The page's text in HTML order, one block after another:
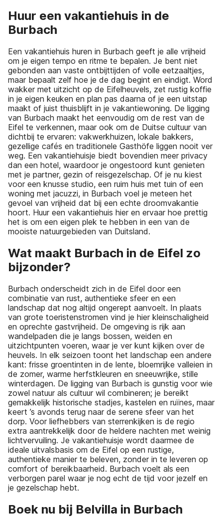
Huur een vakantiehuis in de
Burbach
Een vakantiehuis huren in Burbach geeft je alle vrijheid
om je eigen tempo en ritme te bepalen. Je bent niet
gebonden aan vaste ontbijttijden of volle eetzaaltjes,
maar bepaalt zelf hoe je de dag begint en eindigt. Word
wakker met uitzicht op de Eifelheuvels, zet rustig koffie
in je eigen keuken en plan pas daarna of je een uitstap
maakt of juist thuisblijft in je vakantiewoning. De ligging
van Burbach maakt het eenvoudig om de rest van de
Eifel te verkennen, maar ook om de Duitse cultuur van
dichtbij te ervaren: vakwerkhuizen, lokale bakkers,
gezellige cafés en traditionele Gasthöfe liggen nooit ver
weg. Een vakantiehuisje biedt bovendien meer privacy
dan een hotel, waardoor je ongestoord kunt genieten
met je partner, gezin of reisgezelschap. Of je nu kiest
voor een knusse studio, een ruim huis met tuin of een
woning met jacuzzi, in Burbach voel je meteen het
gevoel van vrijheid dat bij een echte droomvakantie
hoort. Huur een vakantiehuis hier en ervaar hoe prettig
het is om een eigen plek te hebben in een van de
mooiste natuurgebieden van Duitsland.
Wat maakt Burbach in de Eifel zo
bijzonder?
Burbach onderscheidt zich in de Eifel door een
combinatie van rust, authentieke sfeer en een
landschap dat nog altijd ongerept aanvoelt. In plaats
van grote toeristenstromen vind je hier kleinschaligheid
en oprechte gastvrijheid. De omgeving is rijk aan
wandelpaden die je langs bossen, weiden en
uitzichtpunten voeren, waar je ver kunt kijken over de
heuvels. In elk seizoen toont het landschap een andere
kant: frisse groentinten in de lente, bloemrijke valleien in
de zomer, warme herfstkleuren en sneeuwrijke, stille
winterdagen. De ligging van Burbach is gunstig voor wie
zowel natuur als cultuur wil combineren; je bereikt
gemakkelijk historische stadjes, kastelen en ruïnes, maar
keert ’s avonds terug naar de serene sfeer van het
dorp. Voor liefhebbers van sterrenkijken is de regio
extra aantrekkelijk door de heldere nachten met weinig
lichtvervuiling. Je vakantiehuisje wordt daarmee de
ideale uitvalsbasis om de Eifel op een rustige,
authentieke manier te beleven, zonder in te leveren op
comfort of bereikbaarheid. Burbach voelt als een
verborgen parel waar je nog echt de tijd voor jezelf en
je gezelschap hebt.
Boek nu bij Belvilla in Burbach